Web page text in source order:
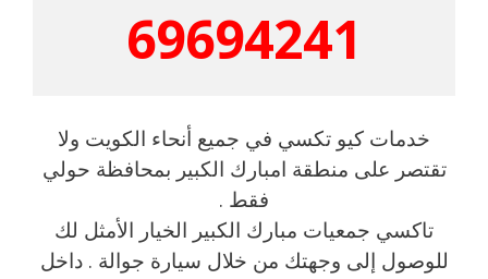
69694241
خدمات كيو تكسي في جميع أنحاء الكويت ولا
تقتصر على منطقة امبارك الكبير بمحافظة حولي
فقط .
تاكسي جمعيات مبارك الكبير الخيار الأمثل لك
للوصول إلى وجهتك من خلال سيارة جوالة . داخل